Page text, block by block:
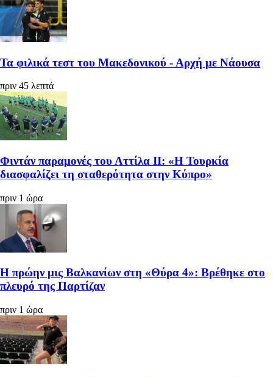
Τα φιλικά τεστ του Μακεδονικού - Αρχή με Νάουσα
πριν 45 λεπτά
Φιντάν παραμονές του Αττίλα ΙΙ: «Η Τουρκία
διασφαλίζει τη σταθερότητα στην Κύπρο»
πριν 1 ώρα
Η πρώην μις Βαλκανίων στη «Θύρα 4»: Βρέθηκε στο
πλευρό της Παρτίζαν
πριν 1 ώρα